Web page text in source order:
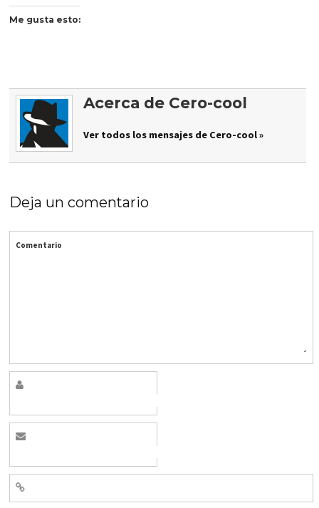
Me gusta esto:
Acerca de Cero-cool
Ver todos los mensajes de Cero-cool »
Deja un comentario
Comentario